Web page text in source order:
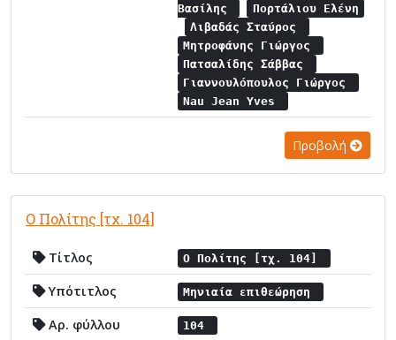
Βασίλης
Πορτάλιου Ελένη
Λιβαδάς Σταύρος
Μητροφάνης Γιώργος
Πατσαλίδης Σάββας
Γιαννουλόπουλος Γιώργος
Nau Jean Yves
Προβολή
Ο Πολίτης [τχ. 104]
Τίτλος Ο Πολίτης [τχ. 104]
Υπότιτλος Μηνιαία επιθεώρηση
Αρ. φύλλου 104